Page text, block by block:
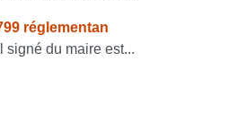
réglementan
signé du maire est...